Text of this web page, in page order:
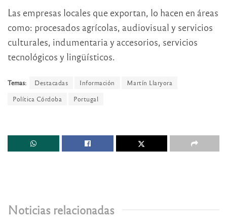
Las empresas locales que exportan, lo hacen en áreas
como: procesados agrícolas, audiovisual y servicios
culturales, indumentaria y accesorios, servicios
tecnológicos y lingüísticos.
Temas: Destacadas Información
Martín Llaryora
Política Córdoba
Portugal
Noticias relacionadas